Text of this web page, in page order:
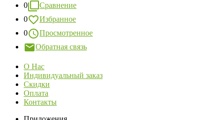
0
Сравнение
0
Избранное
0
Просмотренное
Обратная связь
О Нас
Индивидуальный заказ
Скидки
Оплата
Контакты